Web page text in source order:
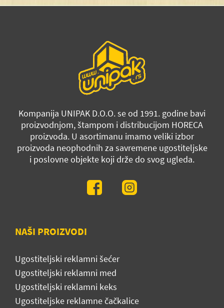
Kompanija UNIPAK D.O.O. se od 1991. godine bavi
proizvodnjom, štampom i distribucijom HORECA
proizvoda. U asortimanu imamo veliki izbor
proizvoda neophodnih za savremene ugostiteljske
i poslovne objekte koji drže do svog ugleda.
NAŠI PROIZVODI
Ugostiteljski reklamni šećer
Ugostiteljski reklamni med
Ugostiteljski reklamni keks
Ugostiteljske reklamne čačkalice